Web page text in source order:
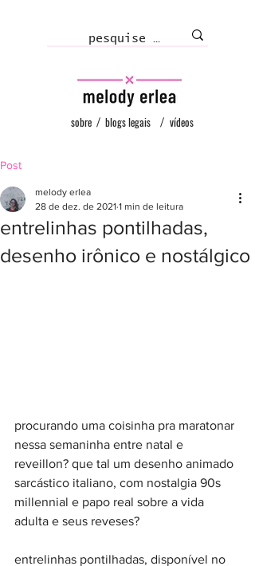
sobre / blogs legais / vídeos
Post
entrelinhas pontilhadas,
desenho irônico e nostálgico
melody erlea
28 de dez. de 2021 1 min de leitura
procurando uma coisinha pra maratonar
nessa semaninha entre natal e
reveillon? que tal um desenho animado
sarcástico italiano, com nostalgia 90s
millennial e papo real sobre a vida
adulta e seus reveses?⠀
entrelinhas pontilhadas, disponível no